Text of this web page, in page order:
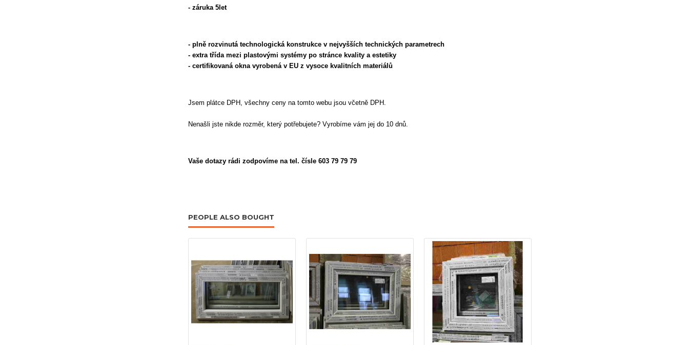
- záruka 5let
- plně rozvinutá technologická konstrukce v nejvyšších technických parametrech
- extra třída mezi plastovými systémy po stránce kvality a estetiky
- certifikovaná okna vyrobená v EU z vysoce kvalitních materiálů
Jsem plátce DPH, všechny ceny na tomto webu jsou včetně DPH.
Nenašli jste nikde rozměr, který potřebujete? Vyrobíme vám jej do 10 dnů.
Vaše dotazy rádi zodpovíme na tel. čísle 603 79 79 79
PEOPLE ALSO BOUGHT